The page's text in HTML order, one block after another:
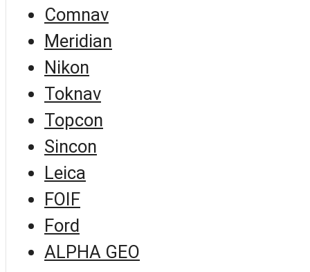
Comnav
Meridian
Nikon
Toknav
Topcon
Sincon
Leica
FOIF
Ford
ALPHA GEO